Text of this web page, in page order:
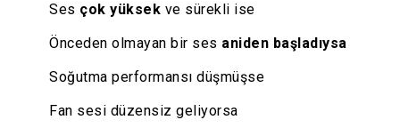
Ses çok yüksek ve sürekli ise
Önceden olmayan bir ses aniden başladıysa
Soğutma performansı düşmüşse
Fan sesi düzensiz geliyorsa